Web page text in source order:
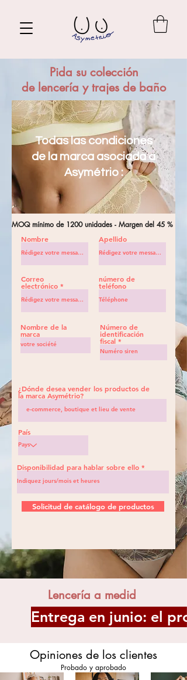
Pida su colección
de lencería y trajes de baño
Todas las condiciones
de la marca asociada a
Asymétrio :
MOQ mínimo de 1200 unidades - Margen del 45 %
Nombre Apellido
Correo
electrónico
número de
teléfono
Nombre de la
marca
Número de
identificación
fiscal
¿Dónde desea vender los productos de
la marca Asymétrio?
País
Disponibilidad para hablar sobre ello
Solicitud de catálogo de productos
Lencería a medid
Entrega en junio: el
Opiniones de los clientes
Probado y aprobado